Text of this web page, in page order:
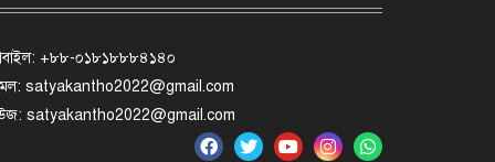
+৮৮-০১৮১৮৮৮৪১৪০
satyakantho2022@gmail.com
satyakantho2022@gmail.com